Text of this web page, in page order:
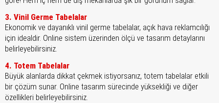
3. Vinil Germe Tabelalar
Ekonomik ve dayanıklı vinil germe tabelalar, açık hava reklamcılığı
için idealdir. Online sistem üzerinden ölçü ve tasarım detaylarını
belirleyebilirsiniz.
4. Totem Tabelalar
Büyük alanlarda dikkat çekmek istiyorsanız, totem tabelalar etkili
bir çözüm sunar. Online tasarım sürecinde yüksekliği ve diğer
özellikleri belirleyebilirsiniz.